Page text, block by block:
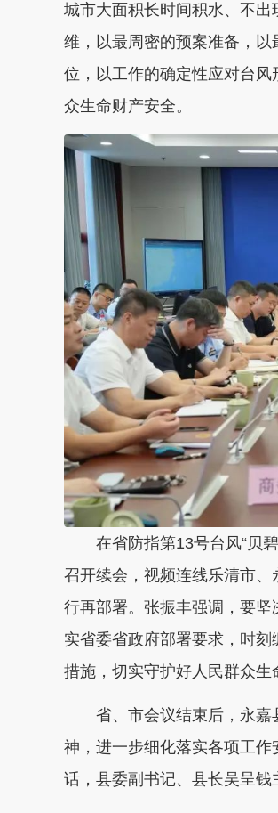
城市大面积长时间积水、不出
维，以最周密的预案准备，
位，以工作的确定性应对台风
众生命财产安全。
在省防指第13号台风“贝
召开续会，视频连线乐清市
行再部署。张振丰强调，要
实省委省政府部署要求，时刻
措施，切实守护好人民群众生
省、市会议结束后，永
神，进一步细化落实各项工作
话，县委副书记、县长吴呈钱